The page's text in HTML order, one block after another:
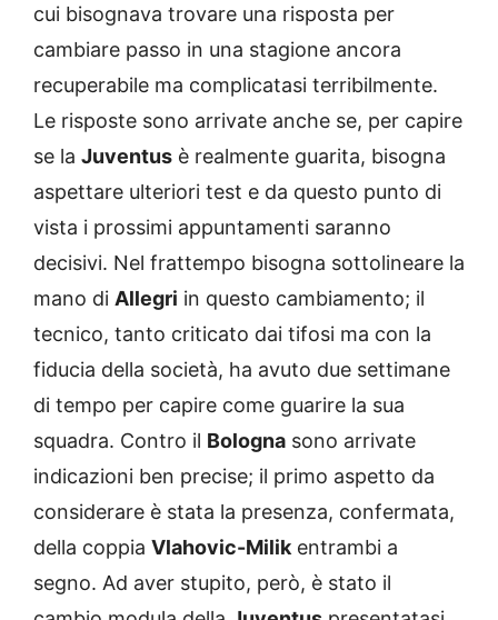
cui bisognava trovare una risposta per
cambiare passo in una stagione ancora
recuperabile ma complicatasi terribilmente.
Le risposte sono arrivate anche se, per capire
se la Juventus è realmente guarita, bisogna
aspettare ulteriori test e da questo punto di
vista i prossimi appuntamenti saranno
decisivi. Nel frattempo bisogna sottolineare la
mano di Allegri in questo cambiamento; il
tecnico, tanto criticato dai tifosi ma con la
fiducia della società, ha avuto due settimane
di tempo per capire come guarire la sua
squadra. Contro il Bologna sono arrivate
indicazioni ben precise; il primo aspetto da
considerare è stata la presenza, confermata,
della coppia Vlahovic-Milik entrambi a
segno. Ad aver stupito, però, è stato il